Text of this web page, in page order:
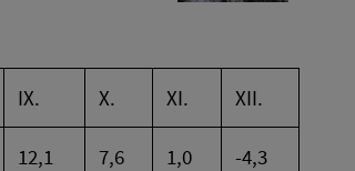
IX. X. XI. XII.
12,1 7,6 1,0 -4,3